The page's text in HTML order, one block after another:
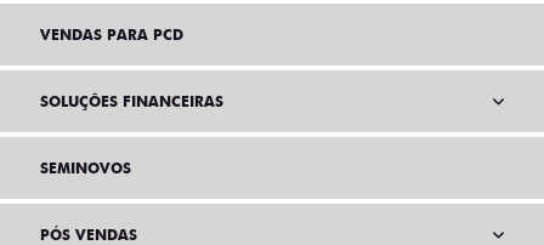
VENDAS PARA PCD
SOLUÇÕES FINANCEIRAS
SEMINOVOS
PÓS VENDAS